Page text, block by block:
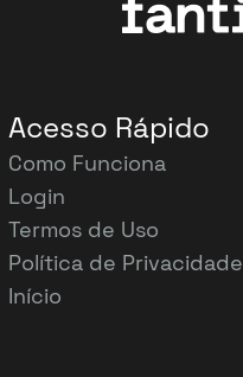
Acesso Rápido
Como Funciona
Login
Termos de Uso
Política de Privacidade
Início